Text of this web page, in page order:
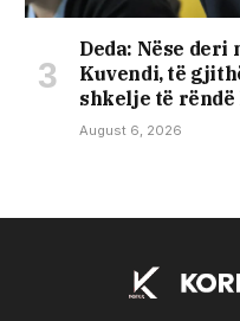
Deda: Nëse
Kuvendi, të
shkelje të rëndë
August 6, 2026